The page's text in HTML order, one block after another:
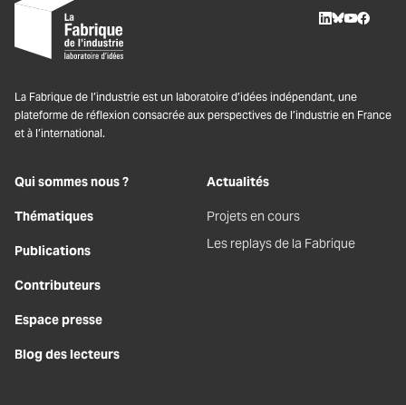
La Fabrique de l’industrie est un laboratoire d’idées indépendant, une
plateforme de réflexion consacrée aux perspectives de l’industrie en France
et à l’international.
Qui sommes nous ?
Thématiques
Publications
Contributeurs
Espace presse
Blog des lecteurs
Actualités
Projets en cours
Les replays de la Fabrique